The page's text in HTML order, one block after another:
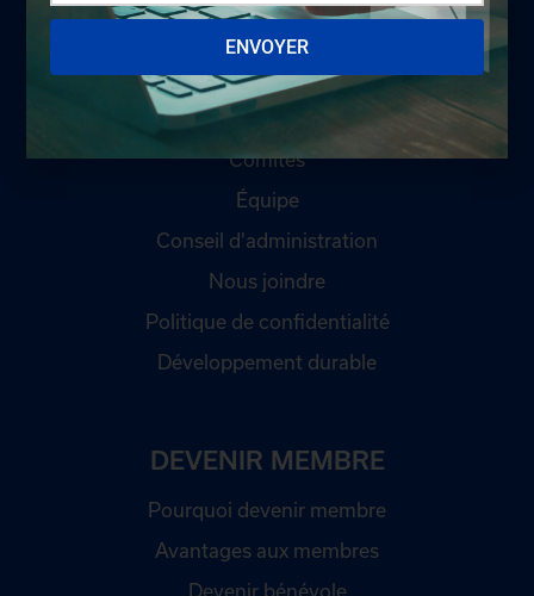
Offres d'emploi
Appel d'offres
Qui sommes-nous ?
Comités
Équipe
Conseil d'administration
Nous joindre
Politique de confidentialité
Développement durable
DEVENIR MEMBRE
Pourquoi devenir membre
Avantages aux membres
Devenir bénévole
ENVOYER